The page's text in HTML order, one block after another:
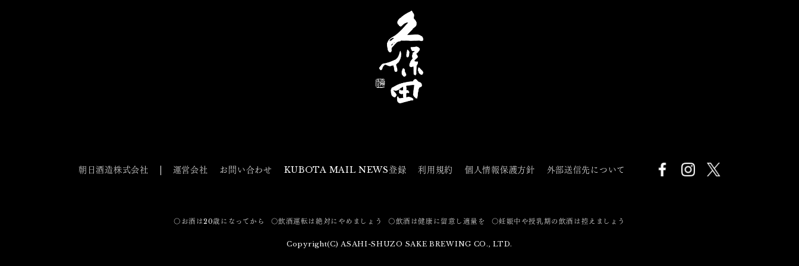
朝日酒造株式会社 運営会社 お問い合わせ KUBOTA MAIL NEWS登録 利用規約 個人情報保護方針 外部送信先について
〇お酒は20歳になってから 〇飲酒運転は絶対にやめましょう 〇飲酒は健康に留意し適量を 〇妊娠中や授乳期の飲酒は控えましょう
Copyright(C) ASAHI-SHUZO SAKE BREWING CO., LTD.